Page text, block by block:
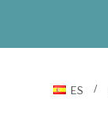
ES